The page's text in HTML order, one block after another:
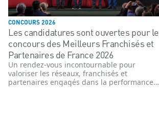
CONCOURS 2026
Les candidatures sont ouvertes pour le
concours des Meilleurs Franchisés et
Partenaires de France 2026
Un rendez-vous incontournable pour
valoriser les réseaux, franchisés et
partenaires engagés dans la performance